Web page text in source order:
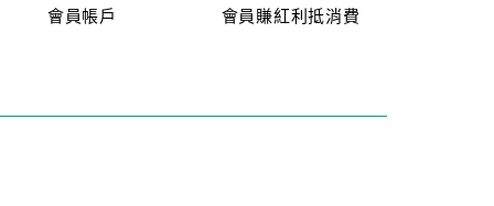
會員帳戶 會員賺紅利抵消費